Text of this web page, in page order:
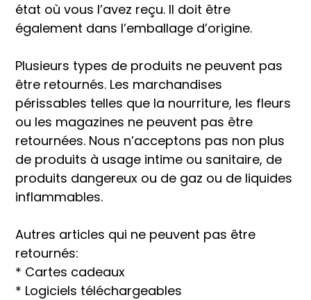
état où vous l’avez reçu. Il doit être
également dans l’emballage d’origine.
Plusieurs types de produits ne peuvent pas
être retournés. Les marchandises
périssables telles que la nourriture, les fleurs
ou les magazines ne peuvent pas être
retournées. Nous n’acceptons pas non plus
de produits à usage intime ou sanitaire, de
produits dangereux ou de gaz ou de liquides
inflammables.
Autres articles qui ne peuvent pas être
retournés:
* Cartes cadeaux
* Logiciels téléchargeables